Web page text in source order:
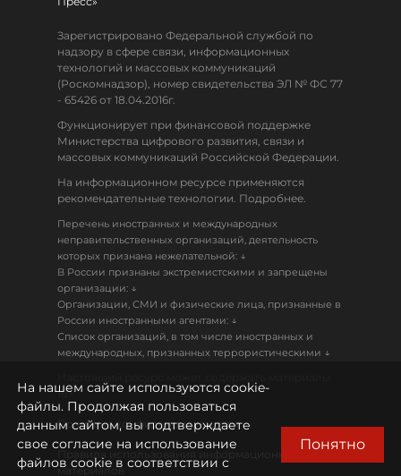
Зарегистрировано Федеральной службой по
надзору в сфере связи, информационных
технологий и массовых коммуникаций
(Роскомнадзор), номер свидетельства ЭЛ № ФС 77
- 65426 от 18.04.2016г.
Функционирует при финансовой поддержке
Министерства цифрового развития, связи и
массовых коммуникаций Российской Федерации.
На информационном ресурсе применяются
рекомендательные технологии. Подробнее.
Перечень иностранных и международных
неправительственных организаций, деятельность
которых признана нежелательной: ↓
В России признаны экстремистскими и запрещены
организации: ↓
Организации, СМИ и физические лица, признанные в
России иностранными агентами: ↓
Список организаций, в том числе иностранных и
международных, признанных террористическими ↓
18+
Политика конфиденциальности
Правила использования информационных
материалов
На нашем сайте используются cookie-
файлы. Продолжая пользоваться
данным сайтом, вы подтверждаете
свое согласие на использование
файлов cookie в соответствии с
Понятно